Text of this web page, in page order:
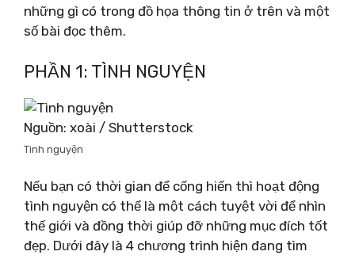
những gì có trong đồ họa thông tin ở trên và một
số bài đọc thêm.
PHẦN 1: TÌNH NGUYỆN
Nguồn: xoài / Shutterstock
Tình nguyện
Nếu bạn có thời gian để cống hiến thì hoạt động
tình nguyện có thể là một cách tuyệt vời để nhìn
thế giới và đồng thời giúp đỡ những mục đích tốt
đẹp. Dưới đây là 4 chương trình hiện đang tìm